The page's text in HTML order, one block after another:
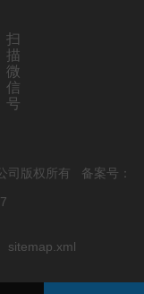
扫
描
微
信
号
司版权所有 备案号：
sitemap.xml